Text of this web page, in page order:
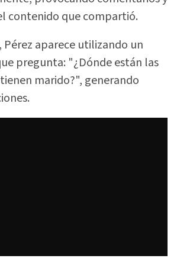
contenido que compartió.
Pérez aparece utilizando un
pregunta: "¿Dónde están las
marido?", generando